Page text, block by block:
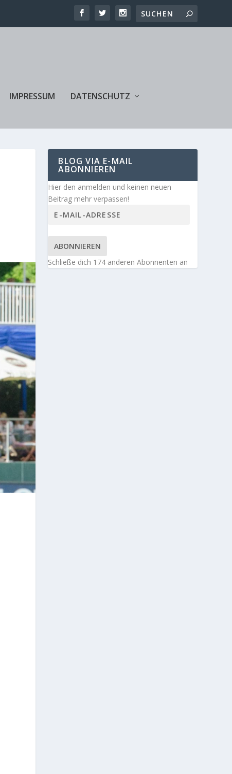
IMPRESSUM DATENSCHUTZ
BLOG VIA E-MAIL
ABONNIEREN
Hier den anmelden und keinen neuen
Beitrag mehr verpassen!
ABONNIEREN
Schließe dich 174 anderen Abonnenten an